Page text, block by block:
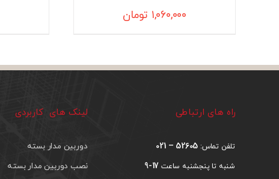
۱,۰۶۰,۰۰۰ تومان
راه های ارتباطی
تلفن تماس: 52605 – 021
شنبه تا پنجشنبه ساعت 17-9
لینک های کاربردی
دوربین مدار بسته
نصب دوربین مدار بسته